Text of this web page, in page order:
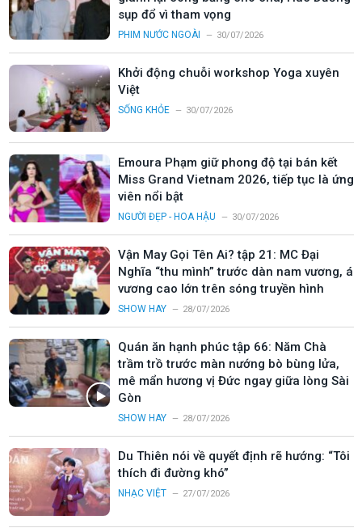
sụp đổ vì tham vọng
PHIM NƯỚC NGOÀI 30/07/2026
Khởi động chuỗi workshop Yoga xuyên
Việt
SỐNG KHỎE 30/07/2026
Emoura Phạm giữ phong độ tại bán kết
Miss Grand Vietnam 2026, tiếp tục là ứng
viên nổi bật
NGƯỜI ĐẸP - HOA HẬU 30/07/2026
Vận May Gọi Tên Ai? tập 21: MC Đại
Nghĩa “thu mình” trước dàn nam vương, á
vương cao lớn trên sóng truyền hình
SHOW HAY 28/07/2026
Quán ăn hạnh phúc tập 66: Năm Chà
trầm trồ trước màn nướng bò bùng lửa,
mê mẩn hương vị Đức ngay giữa lòng Sài
Gòn
SHOW HAY 28/07/2026
Du Thiên nói về quyết định rẽ hướng: “Tôi
thích đi đường khó”
NHẠC VIỆT 27/07/2026